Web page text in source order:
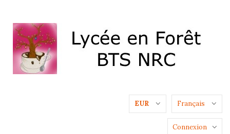
Français
EUR
Connexion